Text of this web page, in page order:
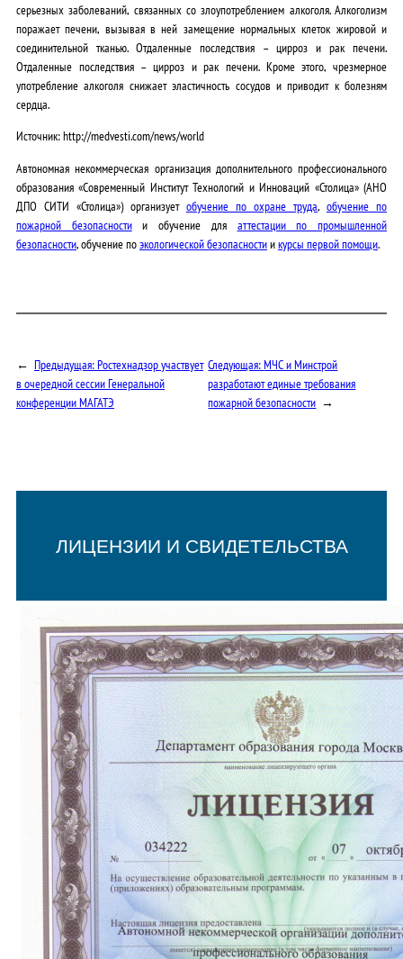
серьезных заболеваний, связанных со злоупотреблением алкоголя. Алкоголизм
поражает печени, вызывая в ней замещение нормальных клеток жировой и
соединительной тканью. Отдаленные последствия – цирроз и рак печени.
Отдаленные последствия – цирроз и рак печени. Кроме этого, чрезмерное
употребление алкоголя снижает эластичность сосудов и приводит к болезням
сердца.
Источник: http://medvesti.com/news/world
Автономная некоммерческая организация дополнительного профессионального
образования «Современный Институт Технологий и Инноваций «Столица» (АНО
ДПО СИТИ «Столица») организует обучение по охране труда, обучение по
пожарной безопасностии обучение для аттестации по промышленной
безопасности, обучение поэкологической безопасностиикурсы первой помощи.
← Предыдущая:Ростехнадзор участвует
в очередной сессии Генеральной
конференции МАГАТЭ
Следующая:МЧС и Минстрой
разработают единые требования
пожарной безопасности →
ЛИЦЕНЗИИ И СВИДЕТЕЛЬСТВА